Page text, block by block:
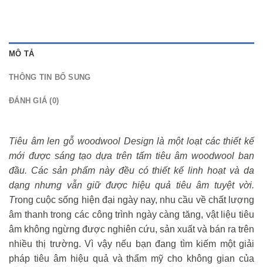
MÔ TẢ
THÔNG TIN BỔ SUNG
ĐÁNH GIÁ (0)
Tiêu âm len gỗ woodwool Design là một loạt các thiết kế
mới được sáng tạo dựa trên tấm tiêu âm woodwool ban
đầu. Các sản phẩm này đều có thiết kế linh hoạt và da
dạng nhưng vẫn giữ được hiệu quả tiêu âm tuyệt vời.
Trong cuộc sống hiện đại ngày nay, nhu cầu về chất lượng
âm thanh trong các công trình ngày càng tăng, vật liệu tiêu
âm không ngừng được nghiên cứu, sản xuất và bán ra trên
nhiều thị trường. Vì vậy nếu bạn đang tìm kiếm một giải
pháp tiêu âm hiệu quả và thẩm mỹ cho không gian của